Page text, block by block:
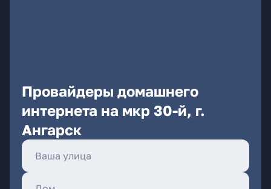
Провайдеры домашнего
интернета на мкр 30-й, г.
Ангарск